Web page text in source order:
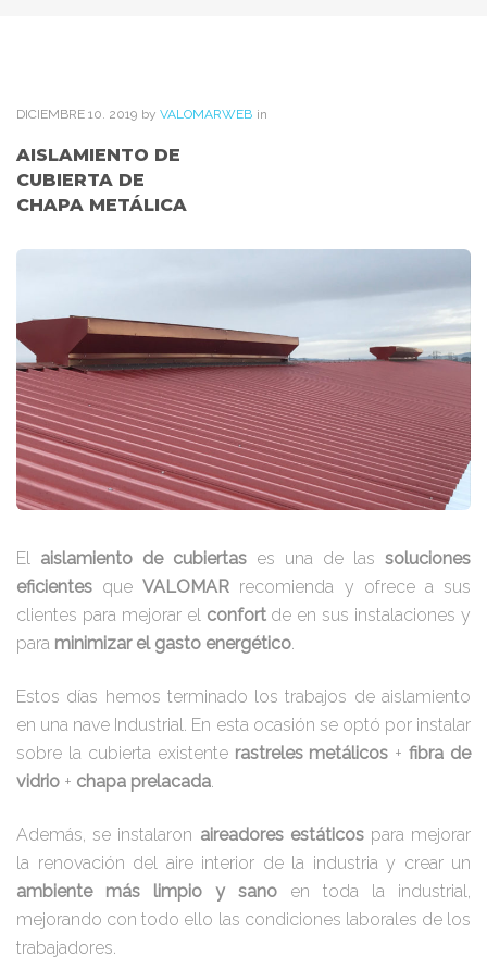
DICIEMBRE 10. 2019 by VALOMARWEB in
AISLAMIENTO DE
CUBIERTA DE
CHAPA METÁLICA
El aislamiento de cubiertas es una de las soluciones
eficientes queVALOMAR recomienda y ofrece a sus
clientes para mejorar el confortde en sus instalaciones y
para minimizar el gasto energético.
Estos días hemos terminado los trabajos de aislamiento
en una nave Industrial. En esta ocasión se optó por instalar
sobre la cubierta existente rastreles metálicos +fibra de
vidrio + chapa prelacada.
Además, se instalaron aireadores estáticospara mejorar
la renovación del aire interior de la industria y crear un
ambiente más limpio y sano en toda la industrial,
mejorando con todo ello las condiciones laborales de los
trabajadores.